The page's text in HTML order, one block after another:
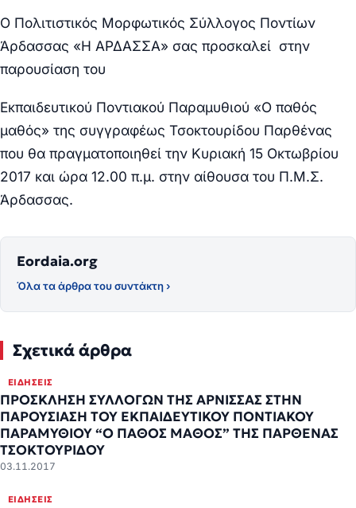
Ο Πολιτιστικός Μορφωτικός Σύλλογος Ποντίων
Άρδασσας «Η ΑΡΔΑΣΣΑ» σας προσκαλεί στην
παρουσίαση του
Εκπαιδευτικού Ποντιακού Παραμυθιού «Ο παθός
μαθός» της συγγραφέως Τσοκτουρίδου Παρθένας
που θα πραγματοποιηθεί την Κυριακή 15 Οκτωβρίου
2017 και ώρα 12.00 π.μ. στην αίθουσα του Π.Μ.Σ.
Άρδασσας.
Eordaia.org
Όλα τα άρθρα του συντάκτη ›
Σχετικά άρθρα
ΕΙΔΉΣΕΙΣ
ΠΡΟΣΚΛΗΣΗ ΣΥΛΛΟΓΩΝ ΤΗΣ ΆΡΝΙΣΣΑΣ ΣΤΗΝ
ΠΑΡΟΥΣΙΑΣΗ ΤΟΥ ΕΚΠΑΙΔΕΥΤΙΚΟΥ ΠΟΝΤΙΑΚΟΥ
ΠΑΡΑΜΥΘΙΟΥ “Ο ΠΑΘΟΣ ΜΑΘΟΣ” ΤΗΣ ΠΑΡΘΕΝΑΣ
ΤΣΟΚΤΟΥΡΙΔΟΥ
03.11.2017
ΕΙΔΉΣΕΙΣ